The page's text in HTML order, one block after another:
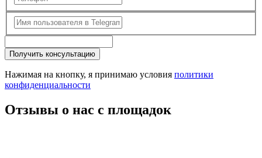
Получить консультацию
Нажимая на кнопку, я принимаю условия политики
конфиденциальности
Отзывы о нас с площадок